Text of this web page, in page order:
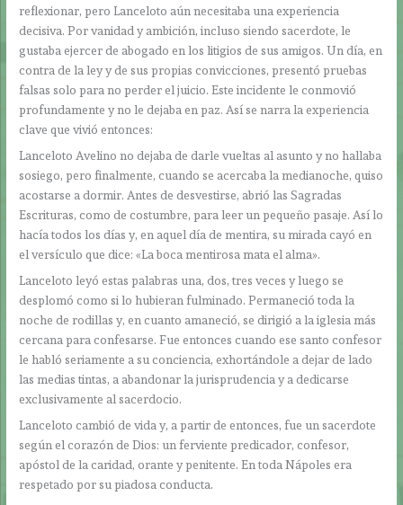
reflexionar, pero Lanceloto aún necesitaba una experiencia
decisiva. Por vanidad y ambición, incluso siendo sacerdote, le
gustaba ejercer de abogado en los litigios de sus amigos. Un día, en
contra de la ley y de sus propias convicciones, presentó pruebas
falsas solo para no perder el juicio. Este incidente le conmovió
profundamente y no le dejaba en paz. Así se narra la experiencia
clave que vivió entonces:
Lanceloto Avelino no dejaba de darle vueltas al asunto y no hallaba
sosiego, pero finalmente, cuando se acercaba la medianoche, quiso
acostarse a dormir. Antes de desvestirse, abrió las Sagradas
Escrituras, como de costumbre, para leer un pequeño pasaje. Así lo
hacía todos los días y, en aquel día de mentira, su mirada cayó en
el versículo que dice: «La boca mentirosa mata el alma».
Lanceloto leyó estas palabras una, dos, tres veces y luego se
desplomó como si lo hubieran fulminado. Permaneció toda la
noche de rodillas y, en cuanto amaneció, se dirigió a la iglesia más
cercana para confesarse. Fue entonces cuando ese santo confesor
le habló seriamente a su conciencia, exhortándole a dejar de lado
las medias tintas, a abandonar la jurisprudencia y a dedicarse
exclusivamente al sacerdocio.
Lanceloto cambió de vida y, a partir de entonces, fue un sacerdote
según el corazón de Dios: un ferviente predicador, confesor,
apóstol de la caridad, orante y penitente. En toda Nápoles era
respetado por su piadosa conducta.